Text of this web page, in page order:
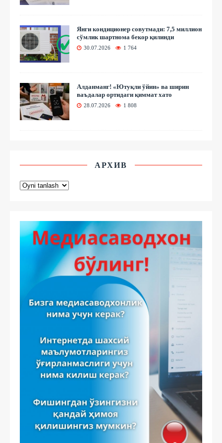
Янги кондиционер совутмади: 7,5 миллион
сўмлик шартнома бекор қилинди
30.07.2026 1 764
Алданманг! «Ютуқли ўйин» ва ширин
ваъдалар ортидаги қиммат хато
28.07.2026 1 808
АРХИВ